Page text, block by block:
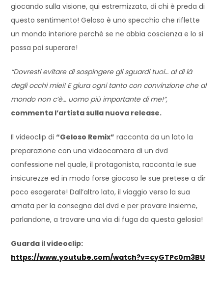
giocando sulla visione, qui estremizzata, di chi è preda di
questo sentimento! Geloso è uno specchio che riflette
un mondo interiore perché se ne abbia coscienza e lo si
possa poi superare!
“Dovresti evitare di sospingere gli sguardi tuoi… al di là
degli occhi miei! E giura ogni tanto con convinzione che al
mondo non c’è… uomo più importante di me!”,
commenta l’artista sulla nuova release.
Il videoclip di“Geloso Remix” racconta da un lato la
preparazione con una videocamera di un dvd
confessione nel quale, il protagonista, racconta le sue
insicurezze ed in modo forse giocoso le sue pretese a dir
poco esagerate! Dall’altro lato, il viaggio verso la sua
amata per la consegna del dvd e per provare insieme,
parlandone, a trovare una via di fuga da questa gelosia!
Guarda il videoclip:
https://www.youtube.com/watch?v=cyGTPc0m3BU